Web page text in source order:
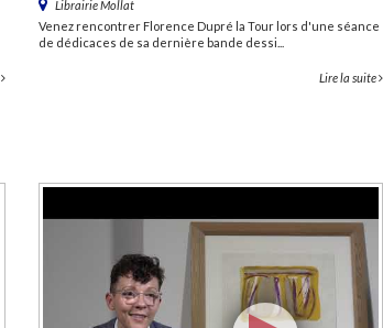
Librairie Mollat
Venez rencontrer Florence Dupré la Tour lors d'une séance
de dédicaces de sa dernière bande dessi...
Lire la suite